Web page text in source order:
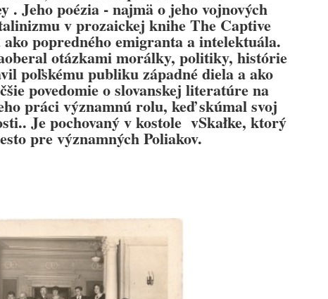
Jeho poézia - najmä o jeho vojnových
v prozaickej knihe The Captive
popredného emigranta a intelektuála.
otázkami morálky, politiky, histórie
poľskému publiku západné diela a ako
povedomie o slovanskej literatúre na
práci významnú rolu, keď skúmal svoj
Je pochovaný v kostole vSkałke, ktorý
pre významných Poliakov.